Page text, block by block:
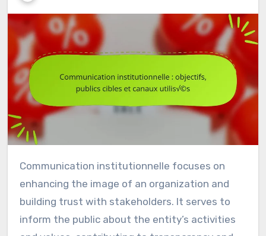
Communication institutionnelle focuses on
enhancing the image of an organization and
building trust with stakeholders. It serves to
inform the public about the entity’s activities